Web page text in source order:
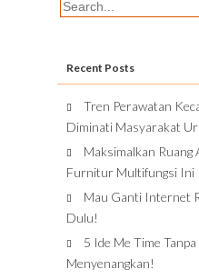
Recent Posts
Tren Perawatan
Diminati Masyarakat
Maksimalkan Ruang
Furnitur Multifungsi Ini
Mau Ganti Internet
Dulu!
5 Ide Me Time
Menyenangkan!